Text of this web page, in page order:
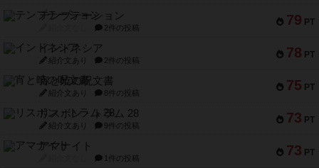
79 PT
テンプテーション
2件の投稿
78 PT
インドネシア
紹介文あり 2件の投稿
75 PT
宵と暁の呪文書
紹介文あり 8件の投稿
73 PT
リスボン・トラム 28
紹介文あり 9件の投稿
73 PT
アマナイト
1件の投稿